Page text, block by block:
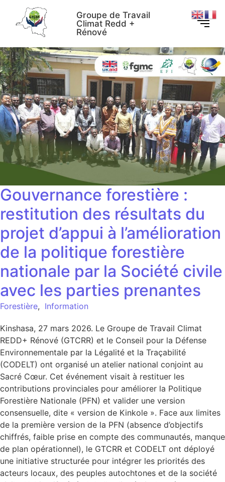
Groupe de Travail
Climat Redd +
Rénové
Gouvernance forestière :
restitution des résultats du
projet d’appui à l’amélioration
de la politique forestière
nationale par la Société civile
avec les parties prenantes
Forestière, Information
Kinshasa, 27 mars 2026. Le Groupe de Travail Climat
REDD+ Rénové (GTCRR) et le Conseil pour la Défense
Environnementale par la Légalité et la Traçabilité
(CODELT) ont organisé un atelier national conjoint au
Sacré Cœur. Cet événement visait à restituer les
contributions provinciales pour améliorer la Politique
Forestière Nationale (PFN) et valider une version
consensuelle, dite « version de Kinkole ». Face aux limites
de la première version de la PFN (absence d’objectifs
chiffrés, faible prise en compte des communautés, manque
de plan opérationnel), le GTCRR et CODELT ont déployé
une initiative structurée pour intégrer les priorités des
acteurs locaux, des peuples autochtones et de la société